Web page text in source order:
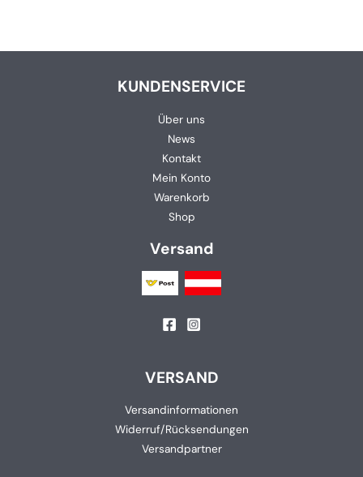
KUNDENSERVICE
Über uns
News
Kontakt
Mein Konto
Warenkorb
Shop
Versand
VERSAND
Versandinformationen
Widerruf/Rücksendungen
Versandpartner